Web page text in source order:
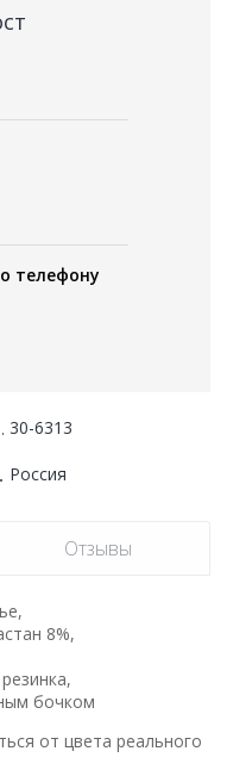
телефону
30-6313
Россия
Отзывы
8%,
бочком
от цвета реального